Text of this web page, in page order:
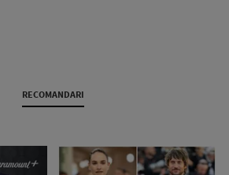
RECOMANDARI